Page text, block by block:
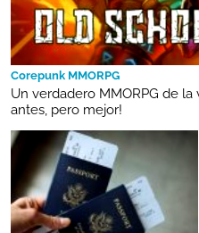
Corepunk MMORPG
Un verdadero MMORPG de
antes, pero mejor!